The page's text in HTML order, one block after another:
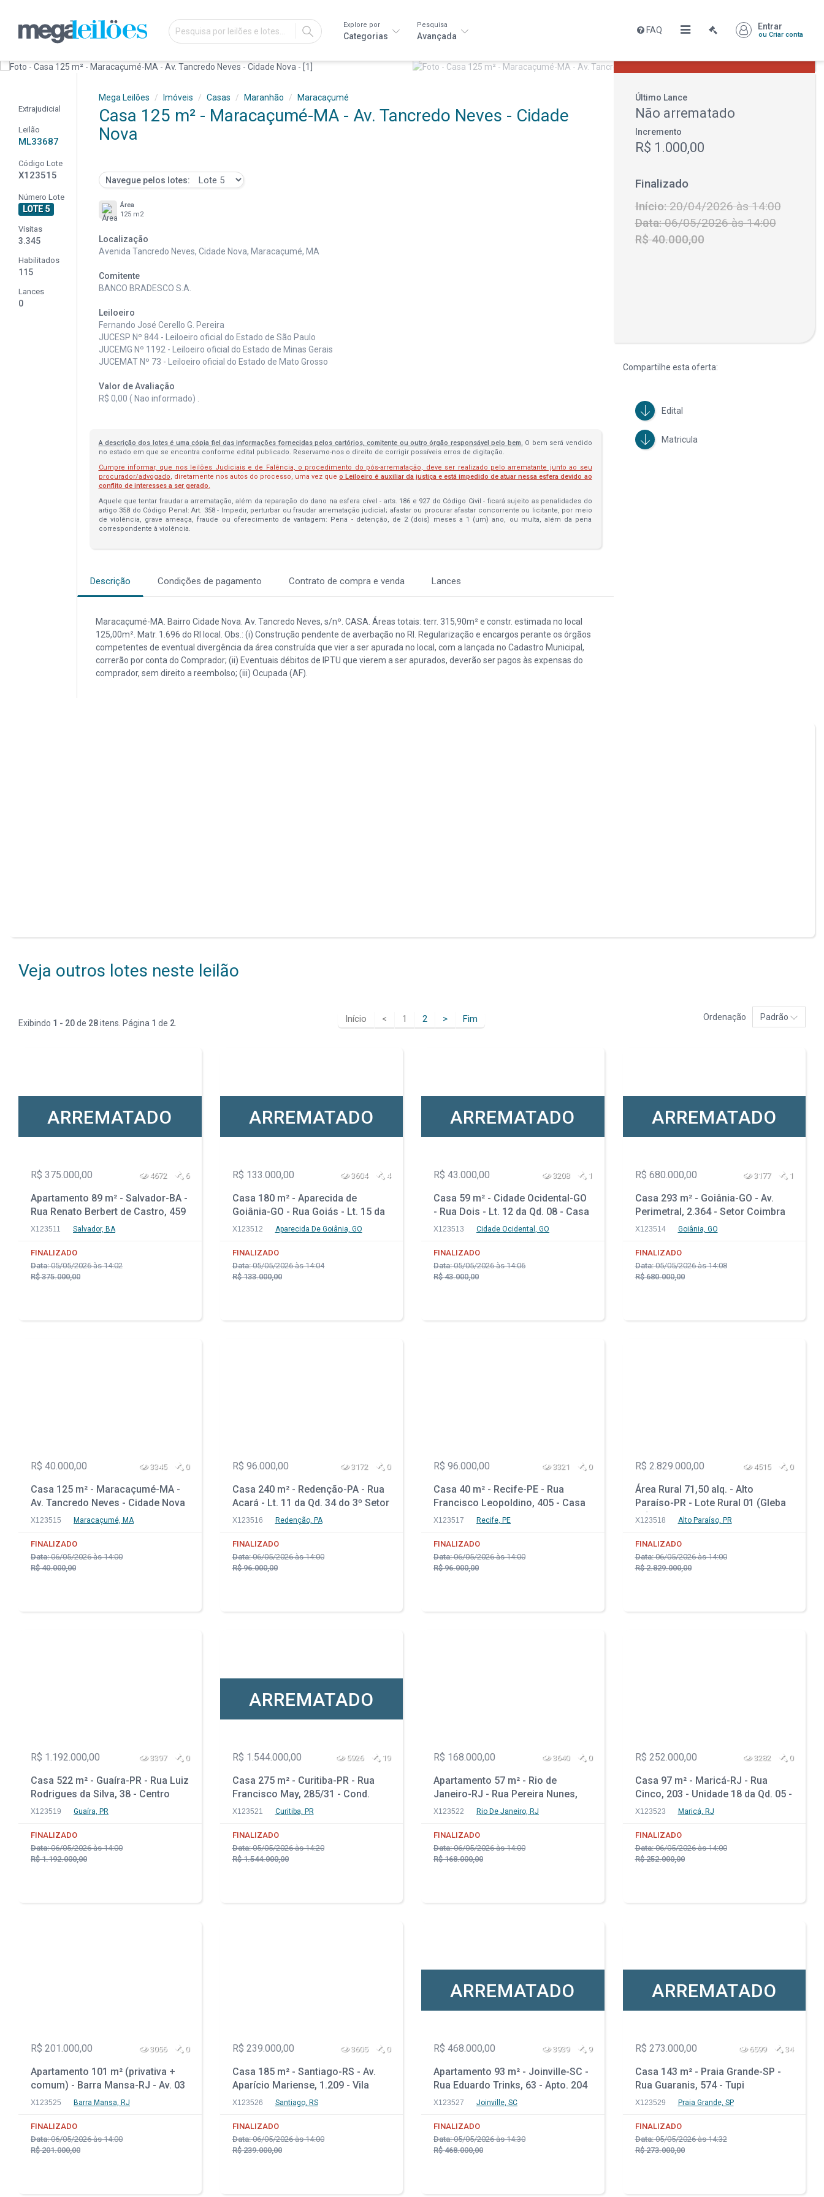
IR
Explore por
Categorias
Pesquisa
Avançada
FAQ Entrar
ou Criar conta
Leilão encerrado
Extrajudicial
Leilão
ML33687
Código Lote
X123515
Número Lote
LOTE 5
Visitas
3.345
Habilitados
115
Lances
0
Mega Leilões Imóveis Casas Maranhão Maracaçumé
Casa 125 m² - Maracaçumé-MA - Av. Tancredo Neves - Cidade
Nova
Navegue pelos lotes:
Área
125 m2
Localização
Avenida Tancredo Neves, Cidade Nova, Maracaçumé, MA
Comitente
BANCO BRADESCO S.A.
Leiloeiro
Fernando José Cerello G. Pereira
JUCESP Nº 844 - Leiloeiro oficial do Estado de São Paulo
JUCEMG Nº 1192 - Leiloeiro oficial do Estado de Minas Gerais
JUCEMAT Nº 73 - Leiloeiro oficial do Estado de Mato Grosso
Valor de Avaliação
R$ 0,00 ( Nao informado) .
A descrição dos lotes é uma cópia fiel das informações fornecidas pelos cartórios, comitente ou outro órgão responsável pelo bem. O bem será vendido
no estado em que se encontra conforme edital publicado. Reservamo-nos o direito de corrigir possíveis erros de digitação.
Cumpre informar, que nos leilões Judiciais e de Falência, o procedimento do pós-arrematação, deve ser realizado pelo arrematante junto ao seu
procurador/advogado, diretamente nos autos do processo, uma vez queo Leiloeiro é auxiliar da justiça e está impedido de atuar nessa esfera devido ao
conflito de interesses a ser gerado.
Aquele que tentar fraudar a arrematação, além da reparação do dano na esfera cível - arts. 186 e 927 do Código Civil - ficará sujeito as penalidades do
artigo 358 do Código Penal: Art. 358 - Impedir, perturbar ou fraudar arrematação judicial; afastar ou procurar afastar concorrente ou licitante, por meio
de violência, grave ameaça, fraude ou oferecimento de vantagem: Pena - detenção, de 2 (dois) meses a 1 (um) ano, ou multa, além da pena
correspondente à violência.
Descrição Condições de pagamento Contrato de compra e venda Lances
Maracaçumé-MA. Bairro Cidade Nova. Av. Tancredo Neves, s/nº. CASA. Áreas totais: terr. 315,90m² e constr. estimada no local
125,00m². Matr. 1.696 do RI local. Obs.: (i) Construção pendente de averbação no RI. Regularização e encargos perante os órgãos
competentes de eventual divergência da área construída que vier a ser apurada no local, com a lançada no Cadastro Municipal,
correrão por conta do Comprador; (ii) Eventuais débitos de IPTU que vierem a ser apurados, deverão ser pagos às expensas do
comprador, sem direito a reembolso; (iii) Ocupada (AF).
Último Lance
Não arrematado
Incremento
R$ 1.000,00
Finalizado
Início:20/04/2026 às 14:00
Data:06/05/2026 às 14:00
R$ 40.000,00
Compartilhe esta oferta:
Edital
Matricula
Veja outros lotes neste leilão
Exibindo 1 - 20de 28itens. Página 1 de 2 Início < 1 2 > Fim Ordenação Padrão
ARREMATADO
R$ 375.000,00 4672 6
Apartamento 89 m² - Salvador-BA -
Rua Renato Berbert de Castro, 459
- Apto 205 - Stella Maris
X123511 Salvador, BA
FINALIZADO
Data:05/05/2026 às 14:02
R$ 375.000,00
ARREMATADO
R$ 133.000,00 3604 4
Casa 180 m² - Aparecida de
Goiânia-GO - Rua Goiás - Lt. 15 da
Qd. 07 - Setor Comendador
X123512 Aparecida De Goiânia, GO
FINALIZADO
Data:05/05/2026 às 14:04
R$ 133.000,00
ARREMATADO
R$ 43.000,00 3208 1
Casa 59 m² - Cidade Ocidental-GO
- Rua Dois - Lt. 12 da Qd. 08 - Casa
03 - Parque Nova Friburgo A
X123513 Cidade Ocidental, GO
FINALIZADO
Data:05/05/2026 às 14:06
R$ 43.000,00
ARREMATADO
R$ 680.000,00 3177 1
Casa 293 m² - Goiânia-GO - Av.
Perimetral, 2.364 - Setor Coimbra
X123514 Goiânia, GO
FINALIZADO
Data:05/05/2026 às 14:08
R$ 680.000,00
R$ 40.000,00 3345 0
Casa 125 m² - Maracaçumé-MA -
Av. Tancredo Neves - Cidade Nova
X123515 Maracaçumé, MA
FINALIZADO
Data:06/05/2026 às 14:00
R$ 40.000,00
R$ 96.000,00 3172 0
Casa 240 m² - Redenção-PA - Rua
Acará - Lt. 11 da Qd. 34 do 3º Setor
- Santos Dumont II
X123516 Redenção, PA
FINALIZADO
Data:06/05/2026 às 14:00
R$ 96.000,00
R$ 96.000,00 3321 0
Casa 40 m² - Recife-PE - Rua
Francisco Leopoldino, 405 - Casa
105 - Várzea
X123517 Recife, PE
FINALIZADO
Data:06/05/2026 às 14:00
R$ 96.000,00
R$ 2.829.000,00 4515 0
Área Rural 71,50 alq. - Alto
Paraíso-PR - Lote Rural 01 (Gleba
09) - Zona Rural
X123518 Alto Paraíso, PR
FINALIZADO
Data:06/05/2026 às 14:00
R$ 2.829.000,00
R$ 1.192.000,00 3397 0
Casa 522 m² - Guaíra-PR - Rua Luiz
Rodrigues da Silva, 38 - Centro
X123519 Guaíra, PR
FINALIZADO
Data:06/05/2026 às 14:00
R$ 1.192.000,00
ARREMATADO
R$ 1.544.000,00 5926 19
Casa 275 m² - Curitiba-PR - Rua
Francisco May, 285/31 - Cond.
Reserva San Felice - Vista Alegre
X123521 Curitiba, PR
FINALIZADO
Data:05/05/2026 às 14:20
R$ 1.544.000,00
R$ 168.000,00 3640 0
Apartamento 57 m² - Rio de
Janeiro-RJ - Rua Pereira Nunes,
395 - Apto. 404 - Vila Isabel
X123522 Rio De Janeiro, RJ
FINALIZADO
Data:06/05/2026 às 14:00
R$ 168.000,00
R$ 252.000,00 3282 0
Casa 97 m² - Maricá-RJ - Rua
Cinco, 203 - Unidade 18 da Qd. 05 -
São José do Imbassaí
X123523 Maricá, RJ
FINALIZADO
Data:06/05/2026 às 14:00
R$ 252.000,00
R$ 201.000,00 3056 0
Apartamento 101 m² (privativa +
comum) - Barra Mansa-RJ - Av. 03
de Outubro, 345 - Apto. 02 - Jardim
X123525 Barra Mansa, RJ
FINALIZADO
Data:06/05/2026 às 14:00
R$ 201.000,00
R$ 239.000,00 3605 0
Casa 185 m² - Santiago-RS - Av.
Aparício Mariense, 1.209 - Vila
Rica
X123526 Santiago, RS
FINALIZADO
Data:06/05/2026 às 14:00
R$ 239.000,00
ARREMATADO
R$ 468.000,00 3939 9
Apartamento 93 m² - Joinville-SC -
Rua Eduardo Trinks, 63 - Apto. 204
- América
X123527 Joinville, SC
FINALIZADO
Data:05/05/2026 às 14:30
R$ 468.000,00
ARREMATADO
R$ 273.000,00 6599 34
Casa 143 m² - Praia Grande-SP -
Rua Guaranis, 574 - Tupi
X123529 Praia Grande, SP
FINALIZADO
Data:05/05/2026 às 14:32
R$ 273.000,00